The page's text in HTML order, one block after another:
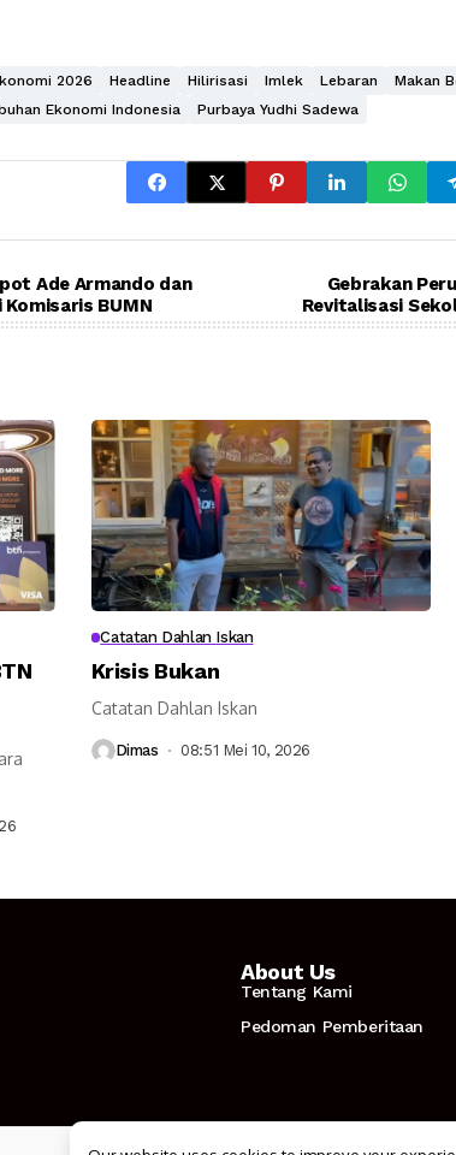
2026 Headline Hilirisasi Imlek Lebaran Makan
Ekonomi Indonesia Purbaya Yudhi Sadewa
Ade Armando dan
BUMN
Gebrakan
Revitalisasi
Catatan Dahlan Iskan
Krisis Bukan
Catatan Dahlan Iskan
Dimas 08:51 Mei 10, 2026
About Us
Tentang Kami
Pedoman Pemberitaan